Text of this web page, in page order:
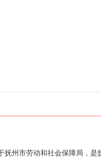
州市劳动和社会保障局，是